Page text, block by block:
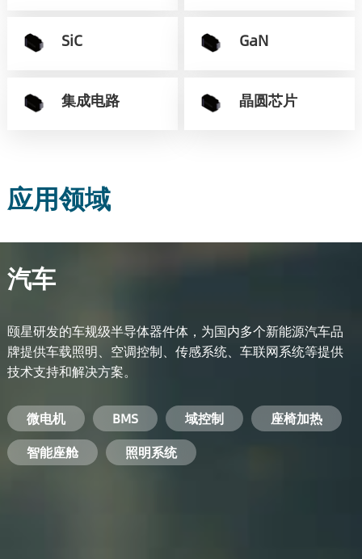
SiC GaN
集成电路 晶圆芯片
应用领域
汽车
颐星研发的车规级半导体器件体，为国内多个新能源汽车品
牌提供车载照明、空调控制、传感系统、车联网系统等提供
技术支持和解决方案。
微电机 BMS 域控制
座椅加热
智能座舱
照明系统
电池管理系统
储能逆变器
工业电焊机 变频器
电机驱动
安防摄像头
开关电源 手机充电器
服务器电源
PC电源
电脑 手机 基站 机顶盒
智能农业 智能医疗
智能交通
智能家居